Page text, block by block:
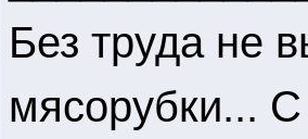
Без труда не
мясорубки...